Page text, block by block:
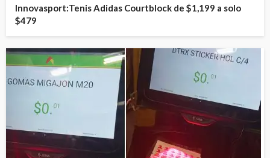
Innovasport:Tenis Adidas Courtblock de $1,199 a solo
$479